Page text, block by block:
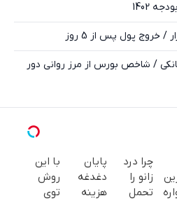
1402
/ خروج پول پس از 5 روز
/ شاخص بورس از مرز روانی دور
چرا درد
زانو را
تحمل
پایان
دغدغه
هزینه
با این
روش
توی